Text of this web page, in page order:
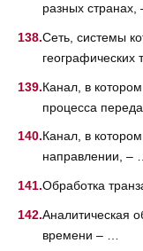
разных странах,
Сеть, системы
географических
Канал, в
процесса
Канал, в
направлении, –
Обработка
Аналитическая
времени – …